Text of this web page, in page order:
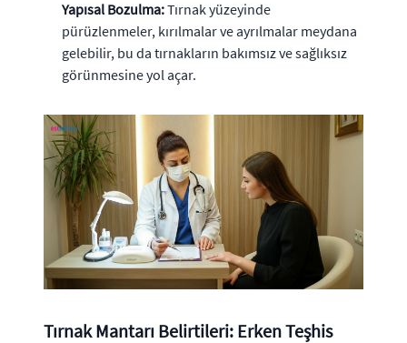
Yapısal Bozulma:Tırnak yüzeyinde
pürüzlenmeler, kırılmalar ve ayrılmalar meydana
gelebilir, bu da tırnakların bakımsız ve sağlıksız
görünmesine yol açar.
Tırnak Mantarı Belirtileri: Erken Teşhis